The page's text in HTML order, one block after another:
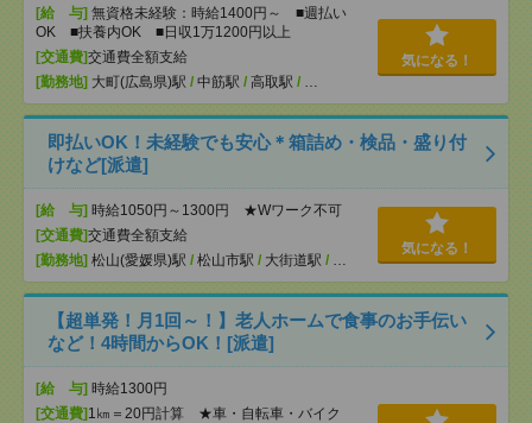
[給 与] 無資格未経験：時給1400円～ ■週払い
OK ■扶養内OK ■日収1万1200円以上
[交通費]交通費全額支給
[勤務地] 大町(広島県)駅 / 中筋駅 / 高取駅 / …
気になる！
即払いOK！未経験でも安心＊箱詰め・検品・盛り付
けなど[派遣]
[給 与] 時給1050円～1300円 ★Wワーク不可
[交通費]交通費全額支給
[勤務地] 松山(愛媛県)駅 / 松山市駅 / 大街道駅 / …
気になる！
【超単発！月1回～！】老人ホームで食事のお手伝い
など！4時間からOK！[派遣]
[給 与] 時給1300円
[交通費] 1㎞＝20円計算 ★車・自転車・バイク